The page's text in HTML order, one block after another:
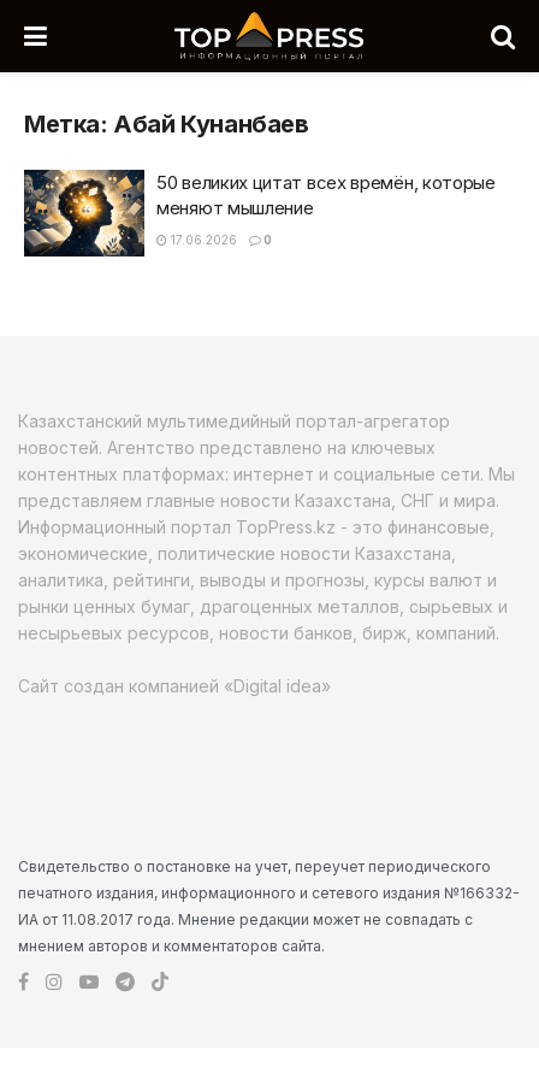
Метка: Абай Кунанбаев
50 великих цитат всех времён, которые
меняют мышление
17.06.2026 0
Казахстанский мультимедийный портал-агрегатор
новостей. Агентство представлено на ключевых
контентных платформах: интернет и социальные сети. Мы
представляем главные новости Казахстана, СНГ и мира.
Информационный портал TopPress.kz - это финансовые,
экономические, политические новости Казахстана,
аналитика, рейтинги, выводы и прогнозы, курсы валют и
рынки ценных бумаг, драгоценных металлов, сырьевых и
несырьевых ресурсов, новости банков, бирж, компаний.
Сайт создан компанией «Digital idea»
Свидетельство о постановке на учет, переучет периодического
печатного издания, информационного и сетевого издания №166332-
ИА от 11.08.2017 года. Мнение редакции может не совпадать с
мнением авторов и комментаторов сайта.